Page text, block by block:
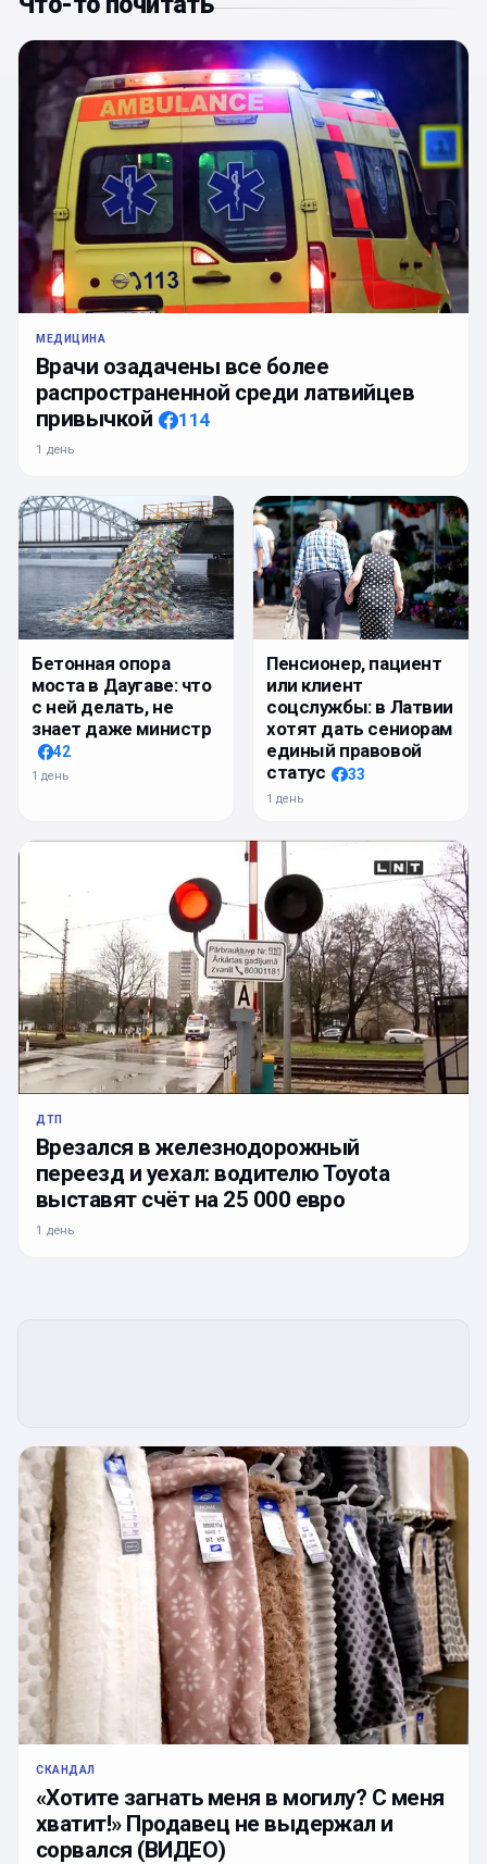
МЕДИЦИНА
Врачи озадачены все более
распространенной среди латвийцев
привычкой
114
1 день
Бетонная опора
моста в Даугаве: что
с ней делать, не
знает даже министр
42
1 день
Пенсионер, пациент
или клиент
соцслужбы: в Латвии
хотят дать сениорам
единый правовой
статус
33
1 день
ДТП
Врезался в железнодорожный
переезд и уехал: водителю Toyota
выставят счёт на 25 000 евро
1 день
СКАНДАЛ
«Хотите загнать меня в могилу? С меня
хватит!» Продавец не выдержал и
сорвался (ВИДЕО)